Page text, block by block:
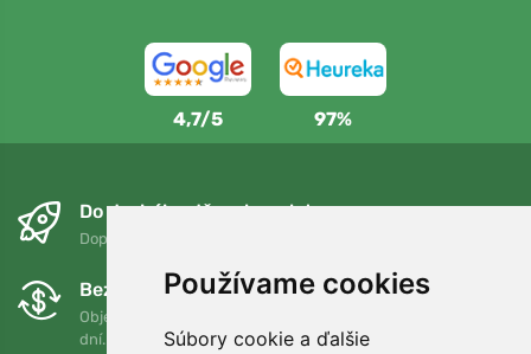
Používame cookies
Súbory cookie a ďalšie
4,7/5 97%
Do druhého dňa a bezplatne
Doprava zadarmo pri objednávkach nad 75 EUR
Bezplatná výmena a vrátenie tovaru
Objednávku môžete kedykoľvek vrátiť alebo vymeniť do 90
dní.